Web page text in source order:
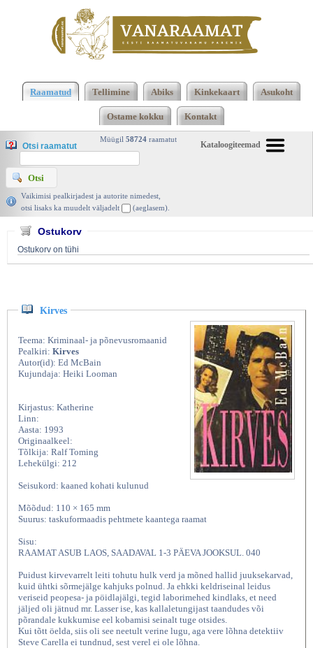
McBain, Katherine 1993 | vanaraamat. ee
Raamatud Tellimine Abiks Kinkekaart Asukoht
Ostame kokku Kontakt
Kataloogiteemad
Müügil 58724 raamatut
Otsi raamatut
Vaikimisi pealkirjadest ja autorite nimedest,
otsi lisaks ka muudelt väljadelt
(aeglasem).
Ostukorv
Ostukorv on tühi
Kirves
Teema: Kriminaal- ja põnevusromaanid
Pealkiri: Kirves
Autor(id): Ed McBain
Kujundaja: Heiki Looman
Kirjastus: Katherine
Linn:
Aasta: 1993
Originaalkeel:
Tõlkija: Ralf Toming
Lehekülgi: 212
Seisukord: kaaned kohati kulunud
Mõõdud: 110 × 165 mm
Suurus: taskuformaadis pehtmete kaantega raamat
Sisu:
RAAMAT ASUB LAOS, SAADAVAL 1-3 PÄEVA JOOKSUL. 040
Puidust kirvevarrelt leiti tohutu hulk verd ja mõned hallid juuksekarvad,
kuid ühtki sõrmejälge kahjuks polnud. Ja ehkki keldriseinal leidus
veriseid peopesa- ja pöidlajälgi, tegid laborimehed kindlaks, et need
jäljed oli jätnud mr. Lasser ise, kas kallaletungijast taandudes või
põrandale kukkumise eel kobamisi seinalt tuge otsides.
Kui tõtt öelda, siis oli see neetult verine lugu, aga vere lõhna detektiiv
Steve Carella ei tundnud, sest verel ei ole lõhna.